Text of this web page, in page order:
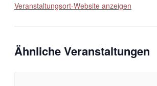
Veranstaltungsort-Website anzeigen
Ähnliche Veranstaltungen